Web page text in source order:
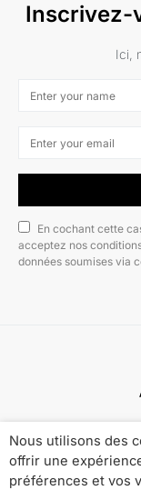
Inscrivez-
Ici,
En cochant cette
acceptez nos
données soumises via
Qui
Nous utilisons des
offrir une
préférences et vos